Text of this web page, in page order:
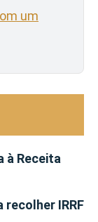
um
à Receita
IRRF